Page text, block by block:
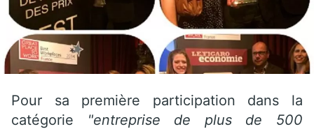
Pour sa première participation dans la
catégorie "entreprise de plus de 500